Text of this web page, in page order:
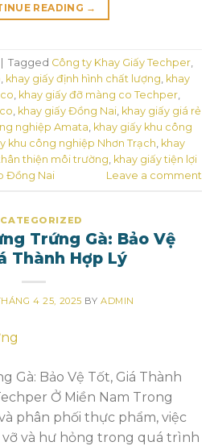
READING →
Tagged Công ty Khay Giấy Techper,
, khay giấy định hình chất lượng, khay
, khay giấy đỡ màng co Techper,
, khay giấy Đồng Nai, khay giấy giá rẻ
nghiệp Amata, khay giấy khu công
khu công nghiệp Nhơn Trạch, khay
thiện môi trường, khay giấy tiện lợi
Đồng Nai Leave a comment
Trứng Gà: Bảo Vệ
Thành Hợp Lý
4 25, 2025 BY ADMIN
Gà: Bảo Vệ Tốt, Giá Thành
Ở Miền Nam Trong
phân phối thực phẩm, việc
vỡ và hư hỏng trong quá trình